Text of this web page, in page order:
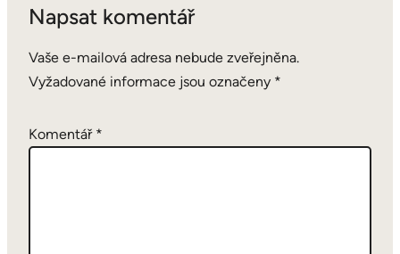
Napsat komentář
Vaše e-mailová adresa nebude zveřejněna.
Vyžadované informace jsou označeny *
Komentář *